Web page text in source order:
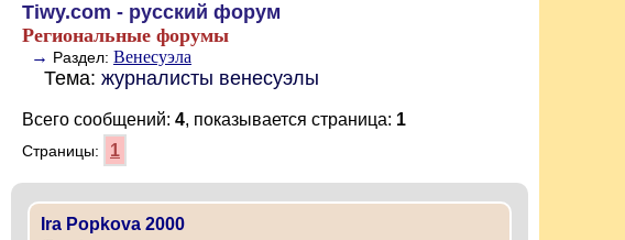
Tiwy.com - русский форум
Региональные форумы
→ Раздел: Венесуэла
Тема: журналисты венесуэлы
Всего сообщений: 4, показывается страница: 1
Страницы: 1
Ira Popkova 2000